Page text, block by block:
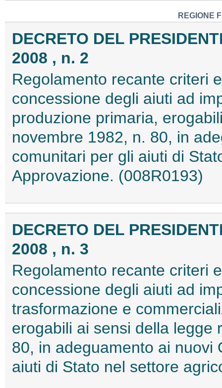
REGIONE
DECRETO DEL
2008 , n. 2
Regolamento recante criteri
concessione degli aiuti ad
produzione primaria,
novembre 1982, n. 80, in
comunitari per gli aiuti di
Approvazione. (008R0193)
DECRETO DEL
2008 , n. 3
Regolamento recante criteri
concessione degli aiuti ad
trasformazione e
erogabili ai sensi della legge
80, in adeguamento ai nuovi
aiuti di Stato nel settore